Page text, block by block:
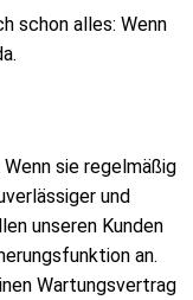
schon alles: Wenn
sie regelmäßig
und
unseren Kunden
an.
Wartungsvertrag